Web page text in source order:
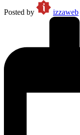
Posted by
izzaweb